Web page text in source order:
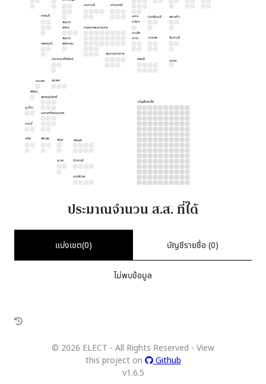
กรุงเทพมหานคร
ฉะเชิง
เทรา
ชลบุรี
ระยอง จันทบุรี
สระแก้ว
ปราจีนบุรี
ตราด
สมุทร
สาคร
สมุทร
สงคราม
ราชบุรี
เพชรบุรี
ประจวบคีรีขันธ์
ชุมพร
สุราษฎร์ธานี
นครศรีธรรมราช
พัทลุง สงขลา
ปัตตานี
ยะลา
สตูล
ตรัง
กระบี่
พังงา
ภูเก็ต
ระนอง
นราธิวาส
นคร
นายก
นนทบุรี ปทุมธานี
สมุทรปราการ
บัญชีรายชื่อ
ประมาณจำนวน ส.ส. ที่ได้
แบ่งเขต(0) บัญชีรายชื่อ (0)
ไม่พบข้อมูล
© 2026 ELECT - All Rights Reserved - View
this project on
Github
v1.6.5